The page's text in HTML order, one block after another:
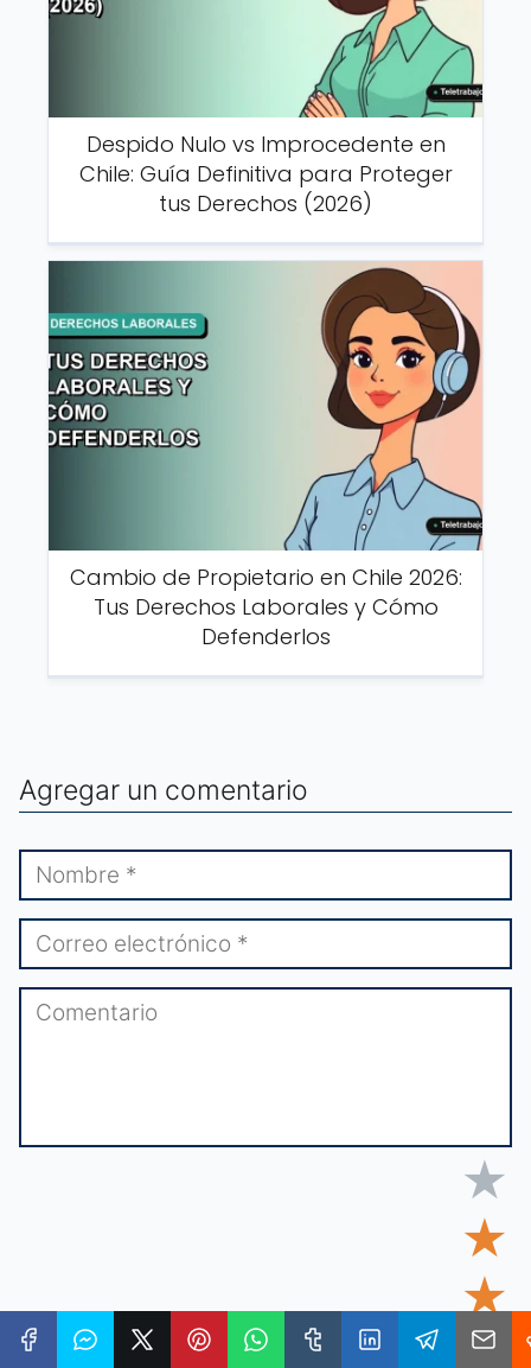
Despido Nulo vs Improcedente en
Chile: Guía Definitiva para Proteger
tus Derechos (2026)
Cambio de Propietario en Chile 2026:
Tus Derechos Laborales y Cómo
Defenderlos
Agregar un comentario
★
★
★
★